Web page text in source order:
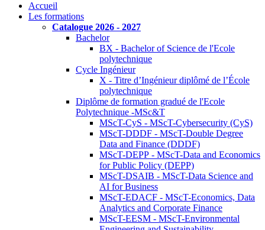
Accueil
Les formations
Catalogue 2026 - 2027
Bachelor
BX - Bachelor of Science de l'Ecole
polytechnique
Cycle Ingénieur
X - Titre d’Ingénieur diplômé de l’École
polytechnique
Diplôme de formation gradué de l'Ecole
Polytechnique -MSc&T
MScT-CyS - MScT-Cybersecurity (CyS)
MScT-DDDF - MScT-Double Degree
Data and Finance (DDDF)
MScT-DEPP - MScT-Data and Economics
for Public Policy (DEPP)
MScT-DSAIB - MScT-Data Science and
AI for Business
MScT-EDACF - MScT-Economics, Data
Analytics and Corporate Finance
MScT-EESM - MScT-Environmental